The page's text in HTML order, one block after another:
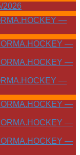
2026
—
—
—
—
—
—
—